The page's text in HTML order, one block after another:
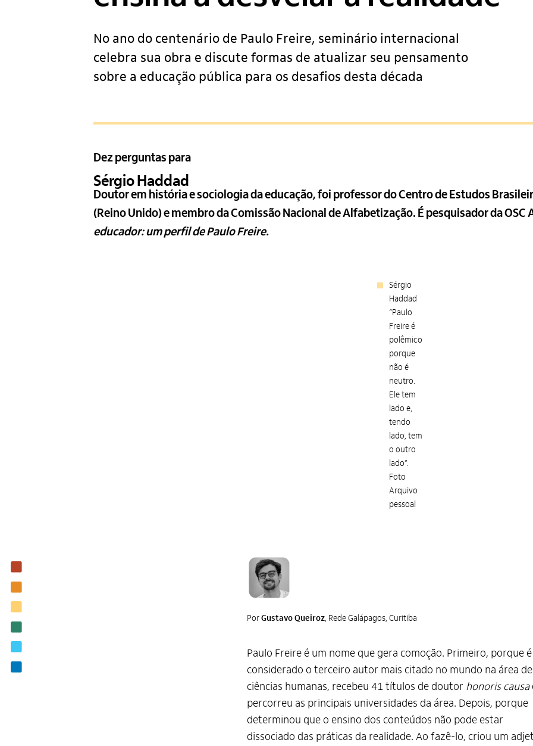
No ano do centenário de Paulo Freire, seminário internacional
celebra sua obra e discute formas de atualizar seu pensamento
sobre a educação pública para os desafios desta década
Dez perguntas para
Sérgio Haddad
Doutor em história e sociologia da educação, foi professor do Centro de Estudos
(Reino Unido) e membro da Comissão Nacional de Alfabetização. É pesquisador da
educador: um perfil de Paulo Freire.
Sérgio
Haddad
“Paulo
Freire é
polêmico
porque
não é
neutro.
Ele tem
lado e,
tendo
lado, tem
o outro
lado”.
Foto
Arquivo
pessoal
PorGustavo Queiroz, Rede Galápagos, Curitiba
Paulo Freire é um nome que gera comoção. Primeiro, porque é
considerado o terceiro autor mais citado no mundo na área de
ciências humanas, recebeu 41 títulos de doutor honoris causa
percorreu as principais universidades da área. Depois, porque
determinou que o ensino dos conteúdos não pode estar
dissociado das práticas da realidade. Ao fazê-lo, criou um